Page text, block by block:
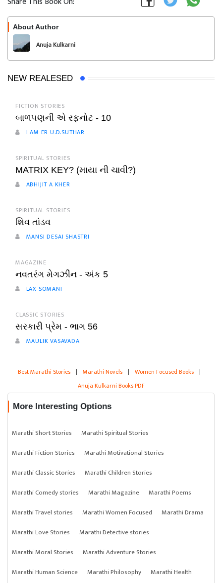
About Author
Anuja Kulkarni
NEW REALESED
FICTION STORIES
બાળપણની એ રફનોટ - 10
I AM ER U.D.SUTHAR
SPIRITUAL STORIES
MATRIX KEY? (માયા ની ચાવી?)
ABHIJIT A KHER
SPIRITUAL STORIES
શિવ તાંડવ
MANSI DESAI SHASTRI
MAGAZINE
નવતરંગ મેગઝીન - અંક 5
LAX SOMANI
CLASSIC STORIES
સરકારી પ્રેમ - ભાગ 56
MAULIK VASAVADA
Best Marathi Stories | Marathi Novels | Women Focused Books |
Anuja Kulkarni Books PDF
More Interesting Options
Marathi Short Stories
Marathi Spiritual Stories
Marathi Fiction Stories
Marathi Motivational Stories
Marathi Classic Stories
Marathi Children Stories
Marathi Comedy stories
Marathi Magazine
Marathi Poems
Marathi Travel stories
Marathi Women Focused
Marathi Drama
Marathi Love Stories
Marathi Detective stories
Marathi Moral Stories
Marathi Adventure Stories
Marathi Human Science
Marathi Philosophy Marathi Health